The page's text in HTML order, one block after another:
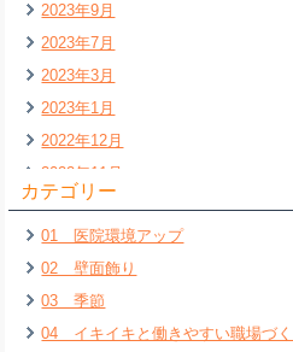
2023年9月
2023年7月
2023年3月
2023年1月
2022年12月
2022年11月
2022年7月
2022年6月
2022年5月
2022年4月
2022年3月
カテゴリー
01 医院環境アップ
02 壁面飾り
03 季節
04 イキイキと働きやすい職場づく